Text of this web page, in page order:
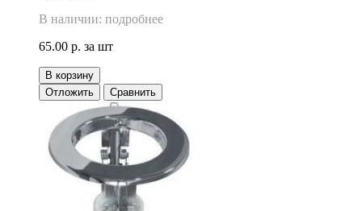
В наличии: подробнее
65.00 р. за шт
В корзину
Отложить
Сравнить